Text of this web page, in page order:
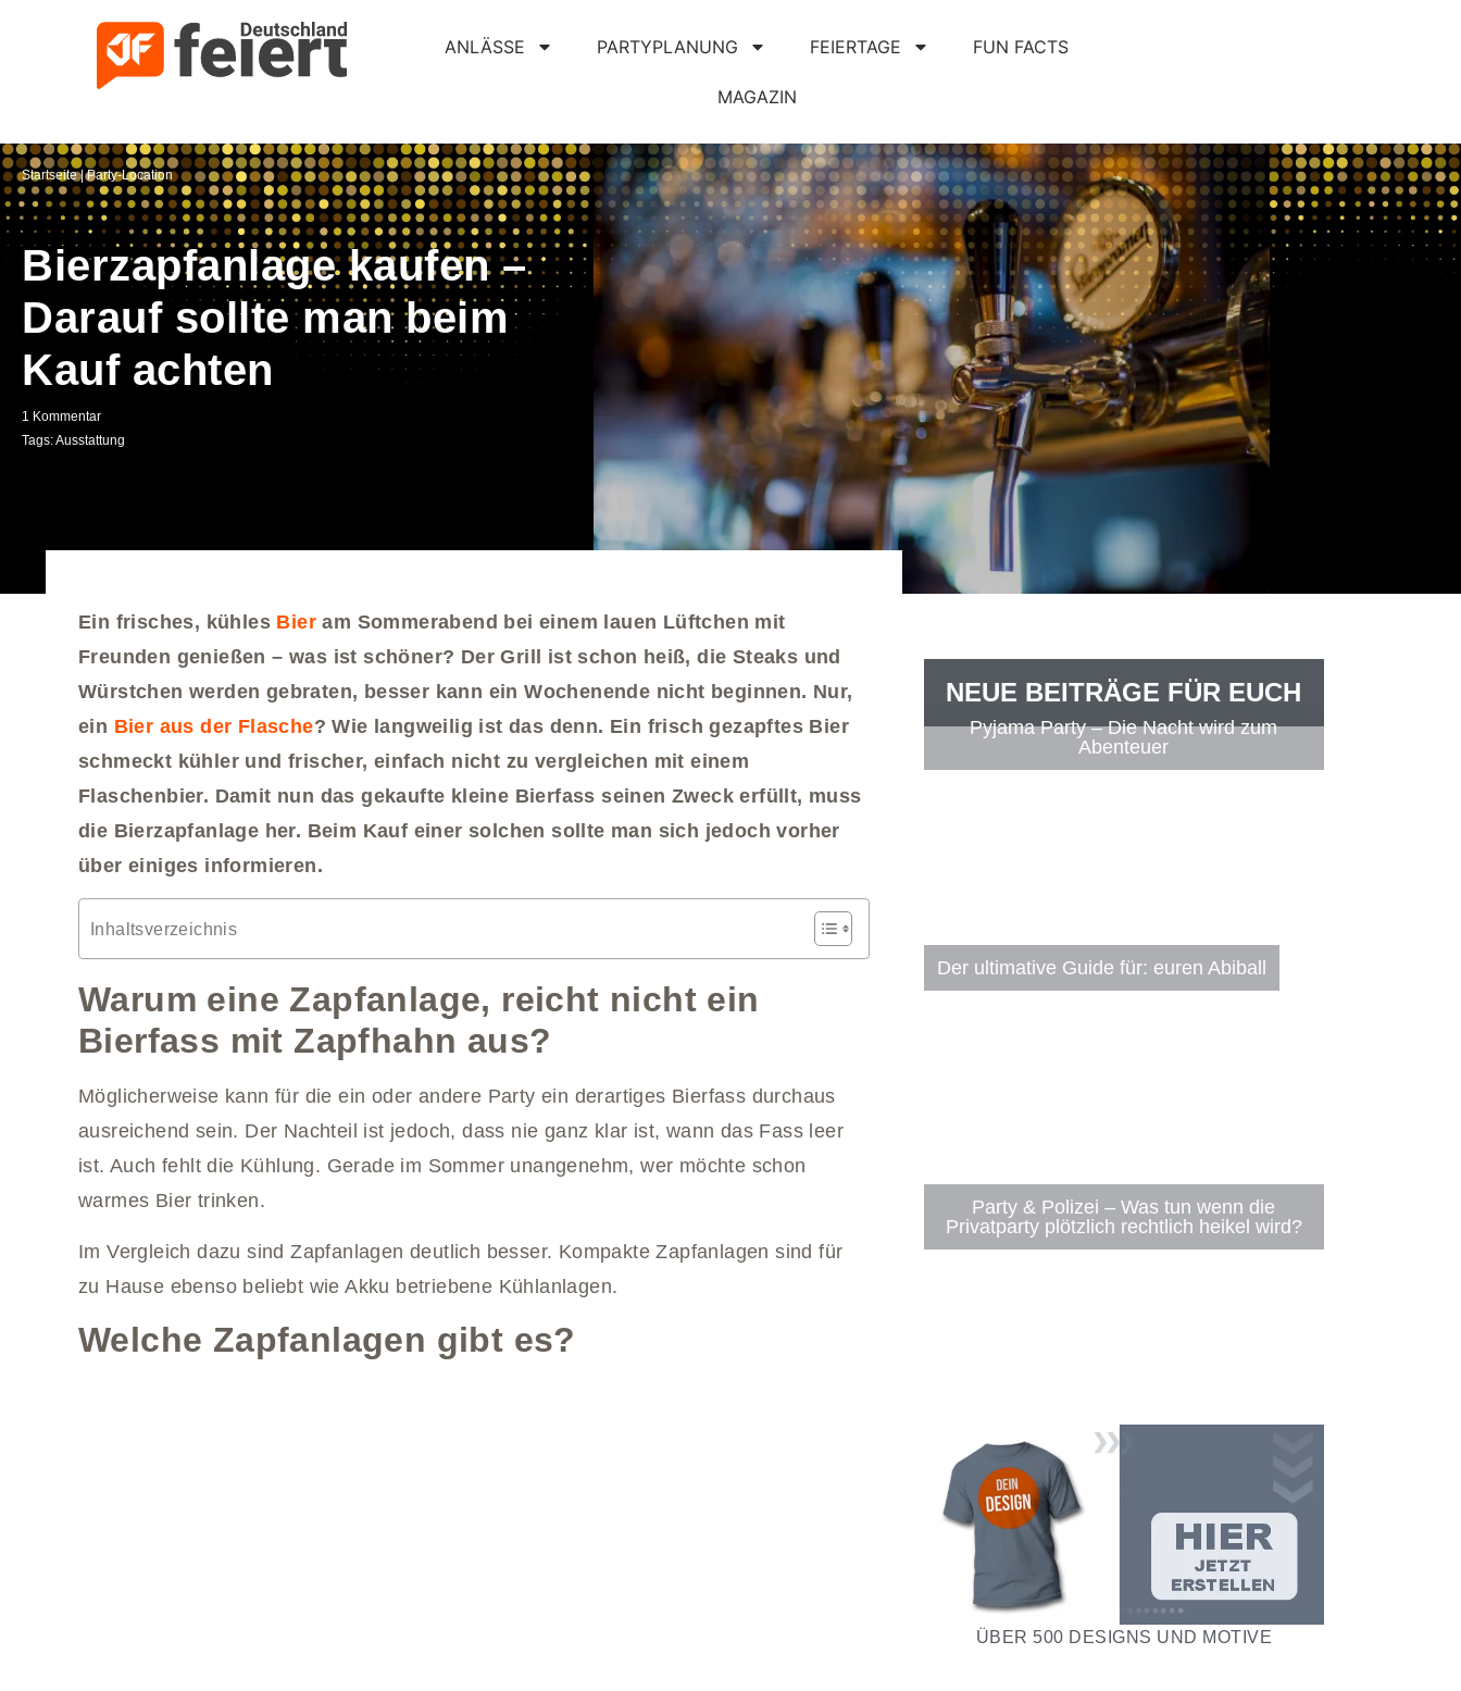
ANLÄSSE PARTYPLANUNG FEIERTAGE FUN FACTS
MAGAZIN
Startseite|Party-Location
Bierzapfanlage kaufen –
Darauf sollte man beim
Kauf achten
1 Kommentar
Tags:Ausstattung
Ein frisches, kühles Bier am Sommerabend bei einem lauen Lüftchen mit
Freunden genießen – was ist schöner? Der Grill ist schon heiß, die Steaks und
Würstchen werden gebraten, besser kann ein Wochenende nicht beginnen. Nur,
ein Bier aus der Flasche? Wie langweilig ist das denn. Ein frisch gezapftes Bier
schmeckt kühler und frischer, einfach nicht zu vergleichen mit einem
Flaschenbier. Damit nun das gekaufte kleine Bierfass seinen Zweck erfüllt, muss
die Bierzapfanlage her. Beim Kauf einer solchen sollte man sich jedoch vorher
über einiges informieren.
Inhaltsverzeichnis
Warum eine Zapfanlage, reicht nicht ein
Bierfass mit Zapfhahn aus?
Möglicherweise kann für die ein oder andere Party ein derartiges Bierfass durchaus
ausreichend sein. Der Nachteil ist jedoch, dass nie ganz klar ist, wann das Fass leer
ist. Auch fehlt die Kühlung. Gerade im Sommer unangenehm, wer möchte schon
warmes Bier trinken.
Im Vergleich dazu sind Zapfanlagen deutlich besser. Kompakte Zapfanlagen sind für
zu Hause ebenso beliebt wie Akku betriebene Kühlanlagen.
Welche Zapfanlagen gibt es?
NEUE BEITRÄGE FÜR EUCH
Pyjama Party – Die Nacht wird zum
Abenteuer
Der ultimative Guide für: euren Abiball
Party & Polizei – Was tun wenn die
Privatparty plötzlich rechtlich heikel wird?
ÜBER 500 DESIGNS UND MOTIVE